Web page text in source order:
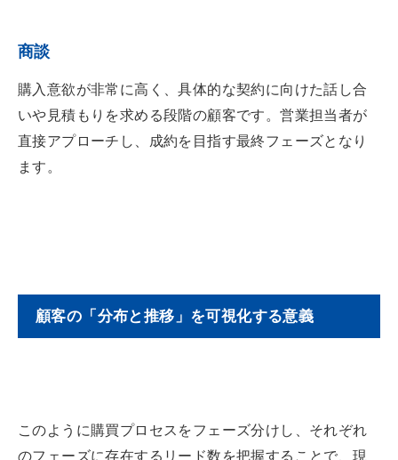
商談
購入意欲が非常に高く、具体的な契約に向けた話し合
いや見積もりを求める段階の顧客です。営業担当者が
直接アプローチし、成約を目指す最終フェーズとなり
ます。
顧客の「分布と推移」を可視化する意義
このように購買プロセスをフェーズ分けし、それぞれ
のフェーズに存在するリード数を把握することで、現